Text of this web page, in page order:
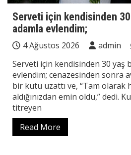
Serveti için kendisinden
adamla evlendim;
4 Ağustos 2026 admin
Serveti için kendisinden 30 yaş
evlendim; cenazesinden sonra
bir kutu uzattı ve, “Tam olarak
aldığınızdan emin oldu,” dedi.
titreyen
Read More